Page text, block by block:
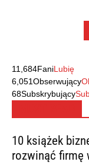
11,684FaniLubię
6,051Obserwujący
68Subskrybujący
10 książek
rozwinąć firmę